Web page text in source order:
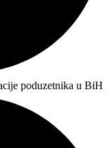
poduzetnika u BiH